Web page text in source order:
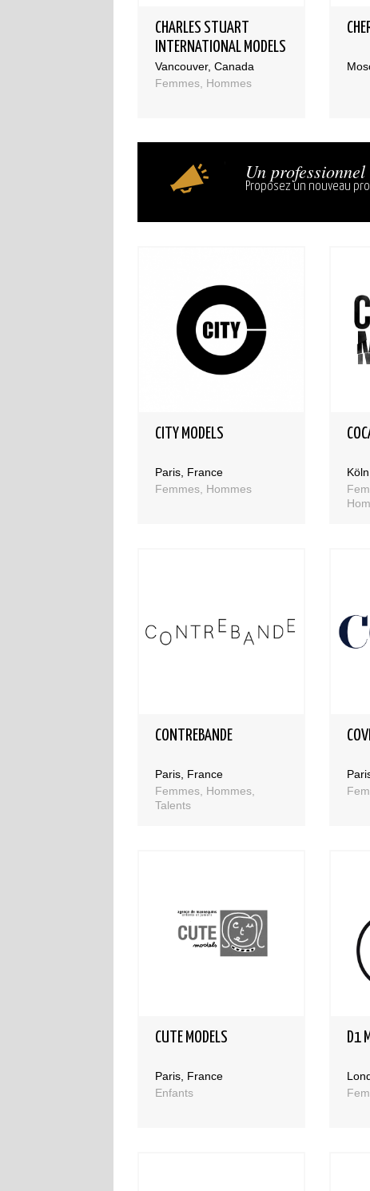
CHARLES STUART
INTERNATIONAL MODELS
Vancouver, Canada
Femmes, Hommes
Un
Proposez un nouveau
CITY MODELS
Paris, France
Femmes, Hommes
CONTREBANDE
Paris, France
Femmes, Hommes,
Talents
CUTE MODELS
Paris, France
Enfants
D1